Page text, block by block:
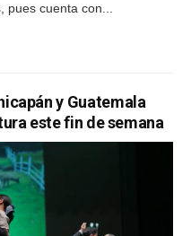
cuenta con...
y Guatemala
este fin de semana